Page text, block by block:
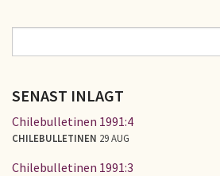
SÖKFORMULÄR
SENAST INLAGT
Chilebulletinen 1991:4
CHILEBULLETINEN 29 AUG
Chilebulletinen 1991:3